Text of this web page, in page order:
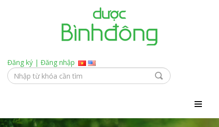
Đăng ký | Đăng nhập